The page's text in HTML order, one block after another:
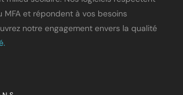
MFA et répondent à vos besoins
notre engagement envers la qualité